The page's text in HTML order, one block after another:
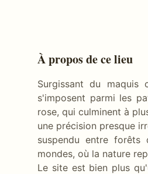
À propos de ce lieu
Surgissant du
s'imposent parmi les
rose, qui culminent à
une précision presque
suspendu entre
mondes, où la nature
Le site est bien plus